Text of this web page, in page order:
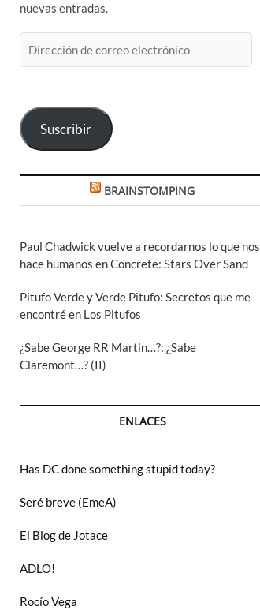
nuevas entradas.
de
Suscribir
BRAINSTOMPING
Paul Chadwick vuelve a recordarnos lo que nos
hace humanos en Concrete: Stars Over Sand
Pitufo Verde y Verde Pitufo: Secretos que me
encontré en Los Pitufos
¿Sabe George RR Martin…?: ¿Sabe
Claremont…? (II)
ENLACES
Has DC done something stupid today?
Seré breve (EmeA)
El Blog de Jotace
ADLO!
Rocío Vega